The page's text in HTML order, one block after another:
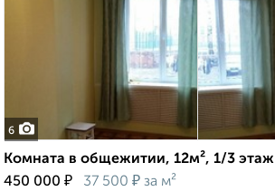
6
Комната в общежитии, 12м², 1/3 этаж
450 000 ₽ 37 500 ₽ за м²